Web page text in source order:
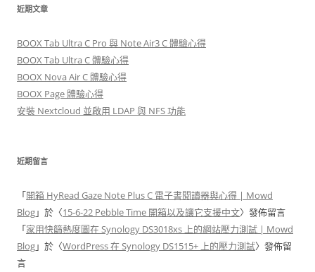
鍵
:
近期文章
BOOX Tab Ultra C Pro 與 Note Air3 C 體驗心得
BOOX Tab Ultra C 體驗心得
BOOX Nova Air C 體驗心得
BOOX Page 體驗心得
安裝 Nextcloud 並啟用 LDAP 與 NFS 功能
近期留言
「開箱 HyRead Gaze Note Plus C 電子書閱讀器與心得 | Mowd
Blog」於〈15-6-22 Pebble Time 開箱以及讓它支援中文〉發佈留言
「家用快篩熱度圖在 Synology DS3018xs 上的網站壓力測試 | Mowd
Blog」於〈WordPress 在 Synology DS1515+ 上的壓力測試〉發佈留
言